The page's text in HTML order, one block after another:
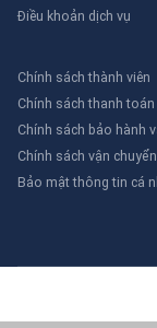
Điều khoản dịch vụ
Chính sách thành viên
Chính sách thanh toán
Chính sách bảo hành
Chính sách vận
Bảo mật thông tin cá